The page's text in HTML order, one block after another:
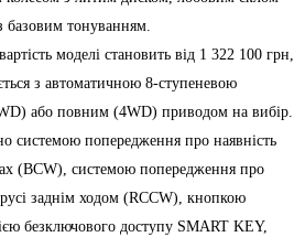
базовим тонуванням.
моделі становить від 1 322 100 грн,
з автоматичною 8-ступеневою
або повним (4WD) приводом на вибір.
системою попередження про наявність
(BCW), системою попередження про
заднім ходом (RCCW), кнопкою
безключового доступу SMART KEY,